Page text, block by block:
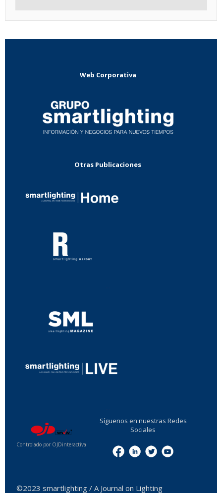
Web Corporativa
Otras Publicaciones
Controlado por OJDinteractiva
Síguenos en nuestras Redes
Sociales
©2023 smartlighting / A Journal on Lighting